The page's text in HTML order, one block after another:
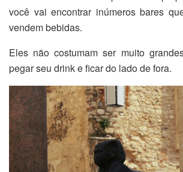
você vai encontrar inúmeros bares
vendem bebidas.
Eles não costumam ser muito
pegar seu drink e ficar do lado de fora.